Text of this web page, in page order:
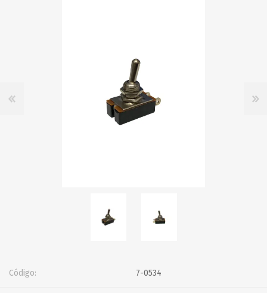
Código: 7-0534